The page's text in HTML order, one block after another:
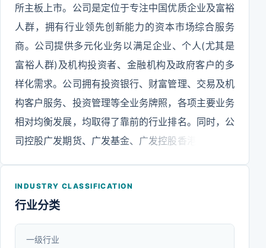
所主板上市。公司是定位于专注中国优质企业及富裕
人群，拥有行业领先创新能力的资本市场综合服务
商。公司提供多元化业务以满足企业、个人(尤其是
富裕人群)及机构投资者、金融机构及政府客户的多
样化需求。公司拥有投资银行、财富管理、交易及机
构客户服务、投资管理等全业务牌照，各项主要业务
相对均衡发展，均取得了靠前的行业排名。同时，公
司控股广发期货、广发基金、广发控股香港、广发信
公司和中证机构间报价系统股份有限公司，并积极探
的金融集团化架构。
INDUSTRY CLASSIFICATION
行业分类
一级行业